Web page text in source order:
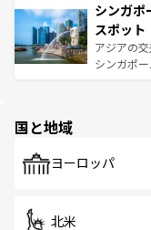
参照して
激する。
が待って
た文化、
ける
み、どこ
ており、
うな絶景
そう
シンガポ
スポット
アジアの
シンガポ
で、ホー
国と地域
ヨーロッパ
北米